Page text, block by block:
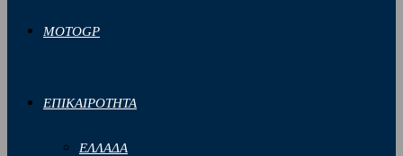
MOTOGP
ΕΠΙΚΑΙΡΟΤΗΤΑ
ΕΛΛΑΔΑ